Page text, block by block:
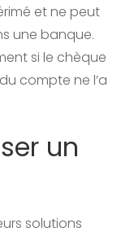
et ne peut
une banque.
si le chèque
compte ne l’a
un
solutions